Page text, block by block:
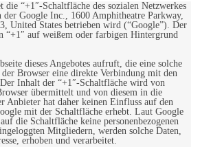
die “+1″-Schaltfläche des sozialen Netzwerkes
der Google Inc., 1600 Amphitheatre Parkway,
United States betrieben wird (“Google”). Der
“+1″ auf weißem oder farbigen Hintergrund
dieses Angebotes aufruft, die eine solche
Browser eine direkte Verbindung mit den
Inhalt der “+1″-Schaltfläche wird von
übermittelt und von diesem in die
Anbieter hat daher keinen Einfluss auf den
mit der Schaltfläche erhebt. Laut Google
die Schaltfläche keine personenbezogenen
Mitgliedern, werden solche Daten,
erhoben und verarbeitet.